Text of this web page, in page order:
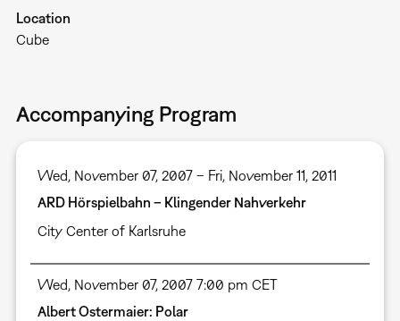
Location
Cube
Accompanying Program
Wed, November 07, 2007 – Fri, November 11, 2011
ARD Hörspielbahn – Klingender Nahverkehr
City Center of Karlsruhe
Wed, November 07, 2007 7:00 pm CET
Albert Ostermaier: Polar